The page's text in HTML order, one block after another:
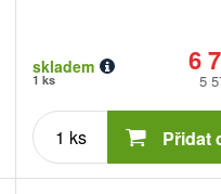
6
skladem
1 ks 5
Počet
kusů Přidat